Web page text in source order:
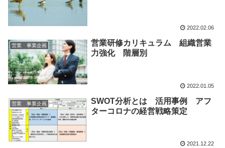
2022.02.06
営業 事業企画
営業研修カリキュラム 組織営業
力強化 階層別
2022.01.05
営業 事業企画
SWOT分析とは 活用事例 アフ
ターコロナの経営戦略策定
2021.12.22